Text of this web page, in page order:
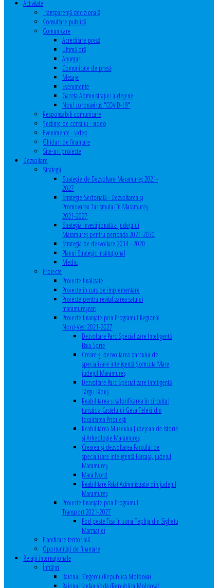
Activitate
Transparenţă decizională
Consultare publică
Comunicare
Acreditare presă
Ultimă oră
Anunţuri
Comunicate de presă
Mesaje
Evenimente
Gazeta Administraţiei Judeţene
Noul coronavirus "COVID-19"
Responsabili comunicare
Şedinţe de consiliu - video
Evenimente - video
Ghiduri de finanţare
Site-uri proiecte
Dezvoltare
Strategii
Strategie de Dezvoltare Maramureș 2021-
2027
Strategie Sectorială - Dezvoltarea și
Promovarea Turismului în Maramureș
2021-2027
Strategia investiţională a județului
Maramureș pentru perioada 2021-2030
Strategia de dezvoltare 2014 - 2020
Planul Strategic Instituţional
Mediu
Proiecte
Proiecte finalizate
Proiecte în curs de implementare
Proiecte pentru revitalizarea satului
maramureşean
Proiecte finanțate prin Programul Regional
Nord-Vest 2021-2027
Dezvoltare Parc Specializare Inteligentă
Baia Sprie
Creare și dezvoltarea parcului de
specializare inteligentă Șomcuta Mare,
județul Maramureș
Dezvoltare Parc Specializare Inteligentă
Târgu Lăpuș
Reabilitarea și valorificarea în circuitul
turistic a Castelului Geza Teleki din
localitatea Pribilești
Reabilitarea Muzeului Județean de Istorie
și Arheologie Maramureș
Crearea și dezvoltarea Parcului de
specializare inteligentă Fărcașa, județul
Maramureș
Mara Nord
Reabilitare Palat Administrativ din județul
Maramureș
Proiecte finanțate prin Programul
Transport 2021-2027
Pod peste Tisa în zona Teplița din Sighetu
Marmației
Planificare teritorială
Oportunităţi de finanţare
Relaţii internaţionale
Înfrăţiri
Raionul Sîngerei (Republica Moldova)
Raionul Ștefan Vodă (Republica Moldova)